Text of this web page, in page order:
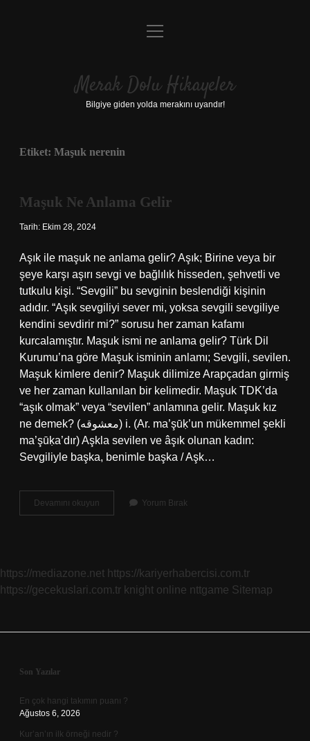
Anasayfa
Yasal Uyarı
menüyü
Merak Dolu Hikayeler
Bilgiye giden yolda merakını uyandır!
Etiket: Maşuk nerenin
Maşuk Ne Anlama Gelir
Tarih: Ekim 28, 2024
Aşık ile maşuk ne anlama gelir? Aşık; Birine veya bir
şeye karşı aşırı sevgi ve bağlılık hisseden, şehvetli ve
tutkulu kişi. “Sevgili” bu sevginin beslendiği kişinin
adıdır. “Aşık sevgiliyi sever mi, yoksa sevgili sevgiliye
kendini sevdirir mi?” sorusu her zaman kafamı
kurcalamıştır. Maşuk ismi ne anlama gelir? Türk Dil
Kurumu’na göre Maşuk isminin anlamı; Sevgili, sevilen.
Maşuk kimlere denir? Maşuk dilimize Arapçadan girmiş
ve her zaman kullanılan bir kelimedir. Maşuk TDK’da
“aşık olmak” veya “sevilen” anlamına gelir. Maşuk kız
ne demek? (ﻣﻌﺸﻮﻗﻪ) i. (Ar. ma’şūḳ’un mükemmel şekli
ma’şūḳa’dır) Aşkla sevilen ve âşık olunan kadın:
Sevgiliyle başka, benimle başka / Aşk…
Devamını okuyun
Ne
Yorum Bırak
https://mediazone.net https://kariyerhabercisi.com.tr
https://gecekuslari.com.tr knight online nttgame Sitemap
Sidebar
Son Yazılar
En çok hangi takımın puanı ?
Ağustos 6, 2026
Kur’an’ın ilk örneği nedir ?